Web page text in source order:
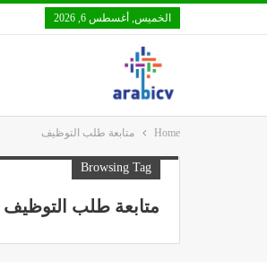
الخميس, أغسطس 6, 2026
Home متابعة طلب التوظيف
Browsing Tag
متابعة طلب التوظيف